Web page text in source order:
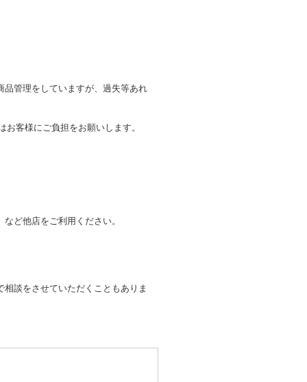
管理をしていますが、過失等あれ
客様にご負担をお願いします。
ど他店をご利用ください。
談をさせていただくこともありま